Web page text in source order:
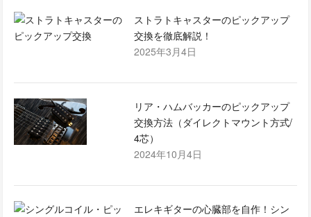
ストラトキャスターのピックアップ
交換を徹底解説！
2025年3月4日
リア・ハムバッカーのピックアップ
交換方法（ダイレクトマウント方式/
4芯）
2024年10月4日
エレキギターの心臓部を自作！シン